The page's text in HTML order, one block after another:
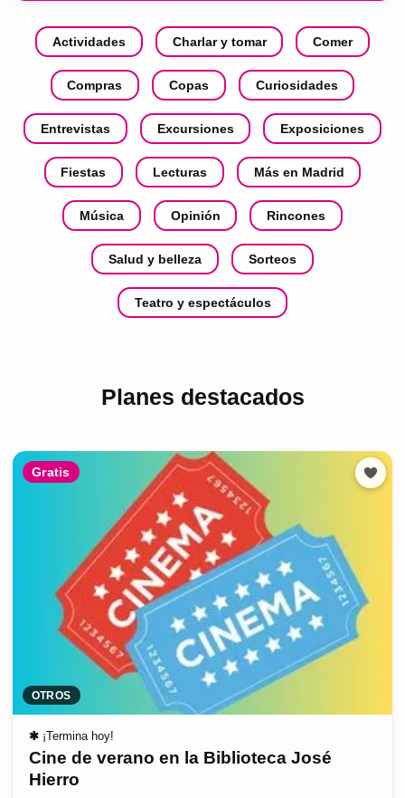
Actividades Charlar y tomar Comer
Compras Copas Curiosidades
Entrevistas Excursiones Exposiciones
Fiestas Lecturas Más en Madrid
Música Opinión Rincones
Salud y belleza Sorteos
Teatro y espectáculos
Planes destacados
Gratis
OTROS
✱ ¡Termina hoy!
Cine de verano en la Biblioteca José
Hierro